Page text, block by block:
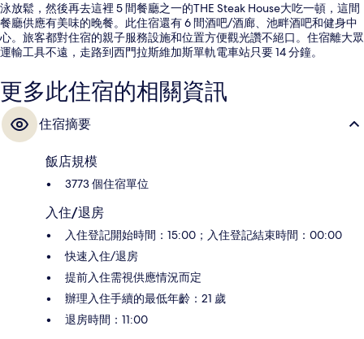
泳放鬆，然後再去這裡 5 間餐廳之一的THE Steak House大吃一頓，這間
餐廳供應有美味的晚餐。此住宿還有 6 間酒吧/酒廊、池畔酒吧和健身中
心。旅客都對住宿的親子服務設施和位置方便觀光讚不絕口。住宿離大眾
運輸工具不遠，走路到西門拉斯維加斯單軌電車站只要 14 分鐘。
更多此住宿的相關資訊
住宿摘要
飯店規模
3773 個住宿單位
入住/退房
入住登記開始時間：15:00；入住登記結束時間：00:00
快速入住/退房
提前入住需視供應情況而定
辦理入住手續的最低年齡：21 歲
退房時間：11:00